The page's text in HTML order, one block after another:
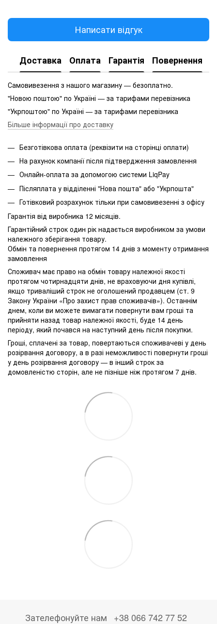
Написати відгук
Доставка Оплата Гарантія Повернення
Самовивезення з нашого магазину — безоплатно.
"Новою поштою" по Україні — за тарифами перевізника
"Укрпоштою" по Україні — за тарифами перевізника
Більше інформації про доставку
Безготівкова оплата (реквізити на сторінці оплати)
На рахунок компанії після підтвердження замовлення
Онлайн-оплата за допомогою системи LiqPay
Післяплата у відділенні "Нова пошта" або "Укрпошта"
Готівковий розрахунок тільки при самовивезенні з офісу
Гарантія від виробника 12 місяців.
Гарантійний строк один рік надається виробником за умови
належного зберігання товару.
Обмін та повернення протягом 14 днів з моменту отримання
замовлення
Споживач має право на обмін товару належної якості
протягом чотирнадцяти днів, не враховуючи дня купівлі,
якщо триваліший строк не оголошений продавцем (ст. 9
Закону України «Про захист прав споживачів»). Останнім
днем, коли ви можете вимагати повернути вам гроші та
прийняти назад товар належної якості, буде 14 день
періоду, який почався на наступний день після покупки.
Гроші, сплачені за товар, повертаються споживачеві у день
розірвання договору, а в разі неможливості повернути гроші
у день розірвання договору — в інший строк за
домовленістю сторін, але не пізніше ніж протягом 7 днів.
Зателефонуйте нам +38 066 742 77 52